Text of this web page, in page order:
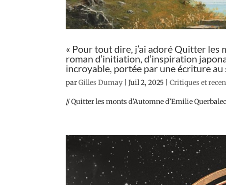
« Pour tout dire, j’ai adoré Quitter les
roman d’initiation, d’inspiration
incroyable, portée par une écriture au
parGilles Dumay |Juil 2, 2025 |Critiques et
// Quitter les monts d’Automne d’Emilie